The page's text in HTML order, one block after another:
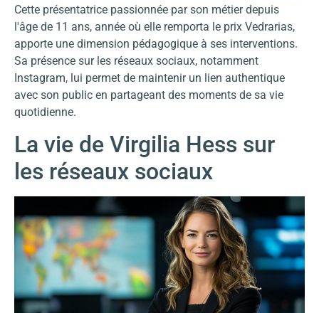
Cette présentatrice passionnée par son métier depuis
l'âge de 11 ans, année où elle remporta le prix Vedrarias,
apporte une dimension pédagogique à ses interventions.
Sa présence sur les réseaux sociaux, notamment
Instagram, lui permet de maintenir un lien authentique
avec son public en partageant des moments de sa vie
quotidienne.
La vie de Virgilia Hess sur
les réseaux sociaux